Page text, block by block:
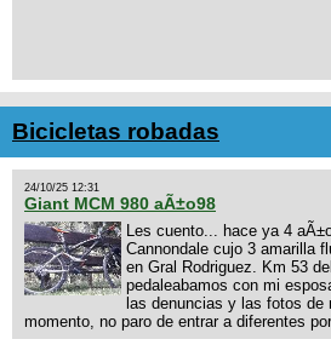
Bicicletas robadas
24/10/25 12:31
Giant MCM 980 aÃ±o98
Les cuento... hace ya 4
Cannondale cujo 3 amarilla
en Gral Rodriguez. Km 53
pedaleabamos con mi
las denuncias y las fotos de
momento, no paro de entrar a diferentes